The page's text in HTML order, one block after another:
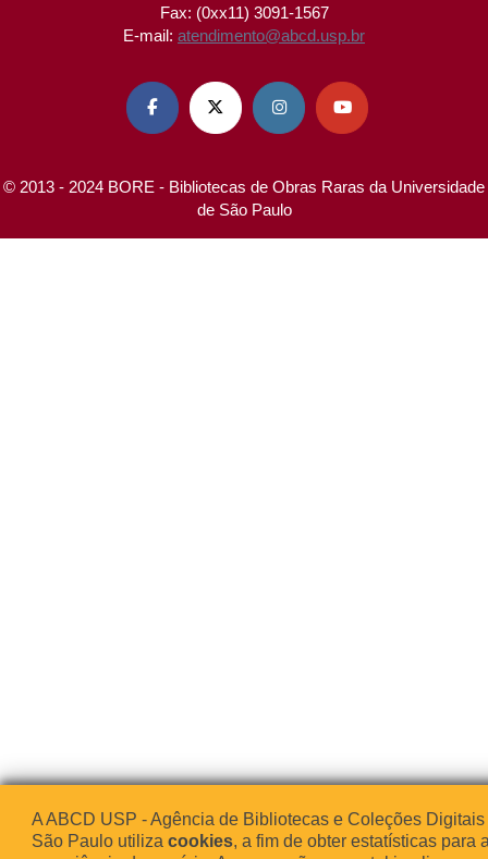
Fax: (0xx11) 3091-1567
E-mail: atendimento@abcd.usp.br
   
© 2013 - 2024 BORE - Bibliotecas de Obras Raras da Universidade
de São Paulo
A ABCD USP - Agência de Bibliotecas e Coleções
São Paulo utiliza cookies, a fim de obter estatísticas para